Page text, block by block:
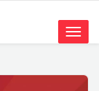
Toggle